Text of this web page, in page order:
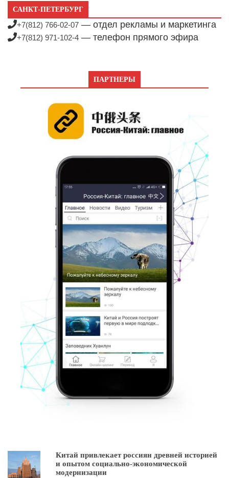
САНКТ-ПЕТЕРБУРГ
+7(812) 766-02-07 — отдел рекламы и маркетинга
+7(812) 971-102-4 — телефон прямого эфира
ПАРТНЕРЫ
Китай привлекает россиян древней историей
и опытом социально-экономической
модернизации